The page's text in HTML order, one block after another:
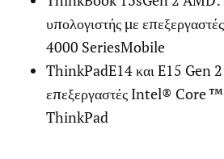
υπολογιστής με
4000 SeriesMobile
ThinkPadE14 και E15 Gen
επεξεργαστές Intel® Core ™
ThinkPad